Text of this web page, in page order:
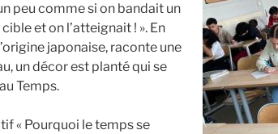
peu comme si on bandait un
et on l’atteignait ! ». En
japonaise, raconte une
un décor est planté qui se
Temps.
« Pourquoi le temps se